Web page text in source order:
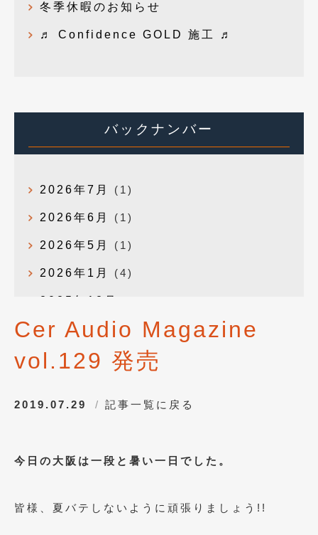
冬季休暇のお知らせ
♬ Confidence GOLD 施工 ♬
バックナンバー
2026年7月 (1)
2026年6月 (1)
2026年5月 (1)
2026年1月 (4)
2025年12月
2025年10月 (1)
2025年8月 (2)
2024年8月(1)
2024年6月(1)
Cer Audio Magazine
vol.129 発売
2019.07.29 記事一覧に戻る
今日の大阪は一段と暑い一日でした。
皆様、夏バテしないように頑張りましょう!!